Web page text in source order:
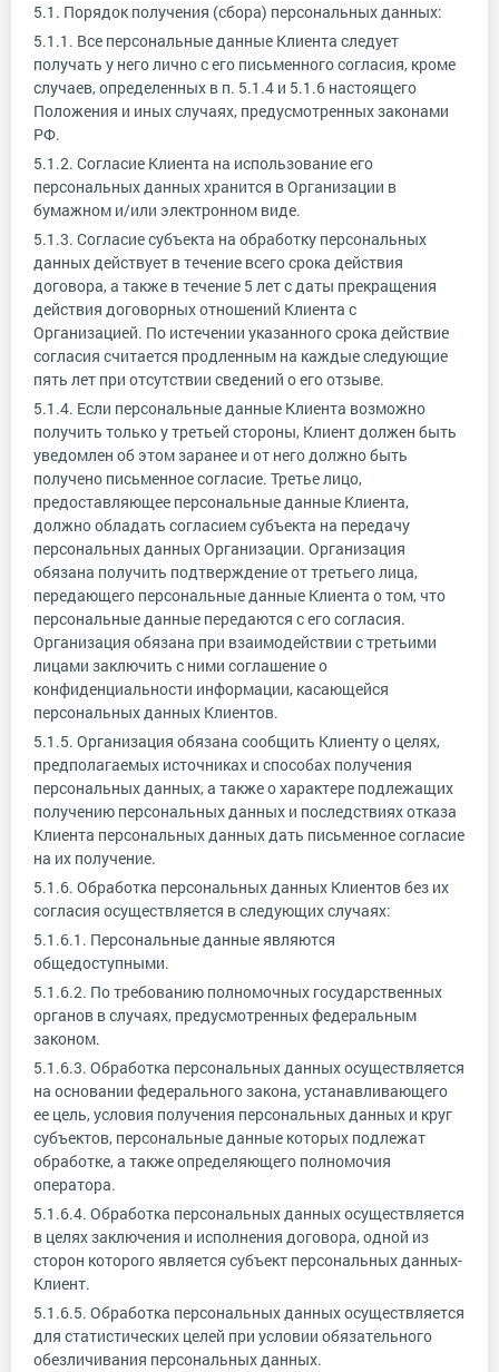
5.1. Порядок получения (сбора) персональных данных:
5.1.1. Все персональные данные Клиента следует
получать у него лично с его письменного согласия, кроме
случаев, определенных в п. 5.1.4 и 5.1.6 настоящего
Положения и иных случаях, предусмотренных законами
РФ.
5.1.2. Согласие Клиента на использование его
персональных данных хранится в Организации в
бумажном и/или электронном виде.
5.1.3. Согласие субъекта на обработку персональных
данных действует в течение всего срока действия
договора, а также в течение 5 лет с даты прекращения
действия договорных отношений Клиента с
Организацией. По истечении указанного срока действие
согласия считается продленным на каждые следующие
пять лет при отсутствии сведений о его отзыве.
5.1.4. Если персональные данные Клиента возможно
получить только у третьей стороны, Клиент должен быть
уведомлен об этом заранее и от него должно быть
получено письменное согласие. Третье лицо,
предоставляющее персональные данные Клиента,
должно обладать согласием субъекта на передачу
персональных данных Организации. Организация
обязана получить подтверждение от третьего лица,
передающего персональные данные Клиента о том, что
персональные данные передаются с его согласия.
Организация обязана при взаимодействии с третьими
лицами заключить с ними соглашение о
конфиденциальности информации, касающейся
персональных данных Клиентов.
5.1.5. Организация обязана сообщить Клиенту о целях,
предполагаемых источниках и способах получения
персональных данных, а также о характере подлежащих
получению персональных данных и последствиях отказа
Клиента персональных данных дать письменное согласие
на их получение.
5.1.6. Обработка персональных данных Клиентов без их
согласия осуществляется в следующих случаях:
5.1.6.1. Персональные данные являются
общедоступными.
5.1.6.2. По требованию полномочных государственных
органов в случаях, предусмотренных федеральным
законом.
5.1.6.3. Обработка персональных данных осуществляется
на основании федерального закона, устанавливающего
ее цель, условия получения персональных данных и круг
субъектов, персональные данные которых подлежат
обработке, а также определяющего полномочия
оператора.
5.1.6.4. Обработка персональных данных осуществляется
в целях заключения и исполнения договора, одной из
сторон которого является субъект персональных данных-
Клиент.
5.1.6.5. Обработка персональных данных осуществляется
для статистических целей при условии обязательного
обезличивания персональных данных.